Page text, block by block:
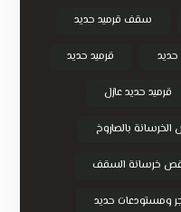
سقف قرميد حديد
حديد قرميد حديد
قرميد حديد عازل
بالصاروخ
خرسانة السقف
ومستودعات حديد